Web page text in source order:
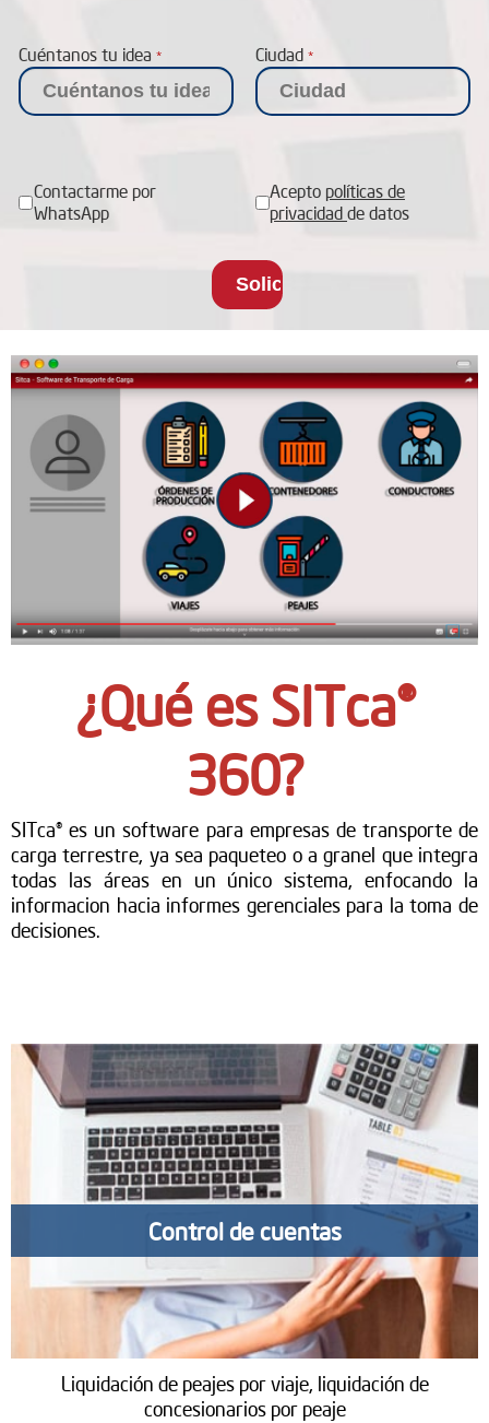
Cuéntanos tu idea * Ciudad *
Contactarme por
WhatsApp
Acepto políticas de
privacidad de datos
¿Qué es SITca®
360?
SITca® es un software para empresas de transporte de
carga terrestre, ya sea paqueteo o a granel que integra
todas las áreas en un único sistema, enfocando la
informacion hacia informes gerenciales para la toma de
decisiones.
Control de cuentas
Liquidación de peajes por viaje, liquidación de
concesionarios por peaje